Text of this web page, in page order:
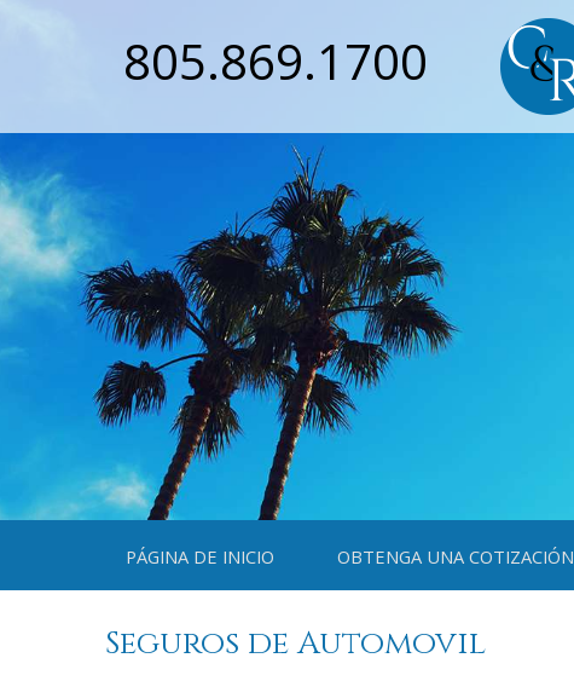
805.869.1700
PÁGINA DE INICIO OBTENGA UNA COTIZACIÓN
Seguros de Automovil